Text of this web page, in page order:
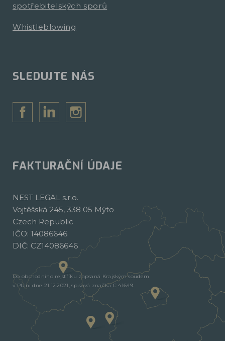
spotřebitelských sporů
Whistleblowing
SLEDUJTE NÁS
FAKTURAČNÍ ÚDAJE
NEST LEGAL s.r.o.
Vojtěšská 245, 338 05 Mýto
Czech Republic
IČO: 14086646
DIČ: CZ14086646
Do obchodního rejstříku zapsaná Krajským soudem
v Plzni dne 21.12.2021, spisová značka C 41649.